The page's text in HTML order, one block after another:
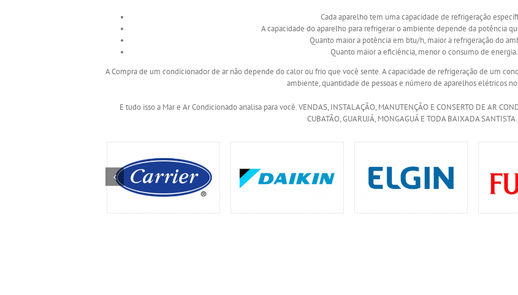
Cada aparelho tem uma capacidade de refrigeração
A capacidade do aparelho para refrigerar o ambiente depende da potência
Quanto maior a potência em btu/h, maior a refrigeração do
Quanto maior a eficiência, menor o consumo de energia.
A Compra de um condicionador de ar não depende do calor ou frio que você sente. A capacidade de refrigeração de um
ambiente, quantidade de pessoas e número de aparelhos elétricos
E tudo isso a Mar e Ar Condicionado analisa para você. VENDAS, INSTALAÇÃO, MANUTENÇÃO E CONSERTO DE AR
CUBATÃO, GUARUJÁ, MONGAGUÁ E TODA BAIXADA SANTISTA.